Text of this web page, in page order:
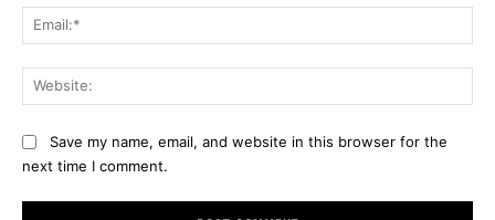
Save my name, email, and website in this browser for the
next time I comment.